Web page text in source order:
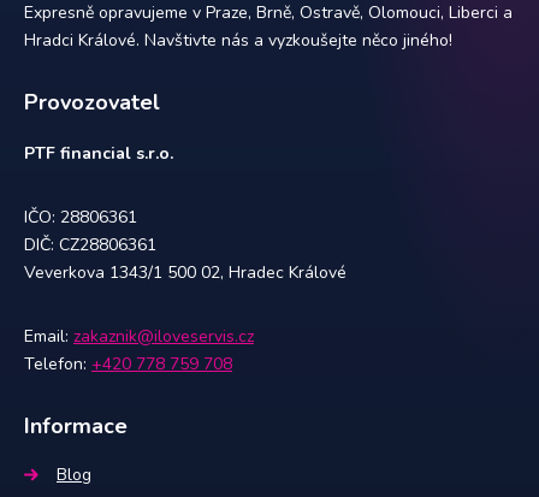
Expresně opravujeme v Praze, Brně, Ostravě, Olomouci, Liberci a
Hradci Králové. Navštivte nás a vyzkoušejte něco jiného!
Provozovatel
PTF financial s.r.o.
IČO: 28806361
DIČ: CZ28806361
Veverkova 1343/1 500 02, Hradec Králové
Email: zakaznik@iloveservis.cz
Telefon: +420 778 759 708
Informace
Blog